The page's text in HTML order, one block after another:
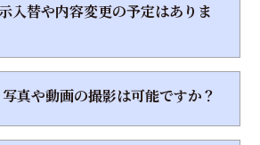
入替や内容変更の予定はありま
写真や動画の撮影は可能ですか？